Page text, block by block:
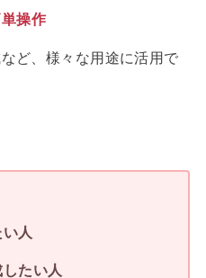
操作
ど、様々な用途に活用で
人
たい人